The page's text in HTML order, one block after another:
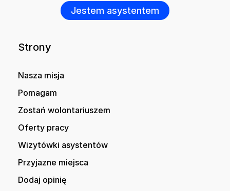
Jestem asystentem
Strony
Nasza misja
Pomagam
Zostań wolontariuszem
Oferty pracy
Wizytówki asystentów
Przyjazne miejsca
Dodaj opinię